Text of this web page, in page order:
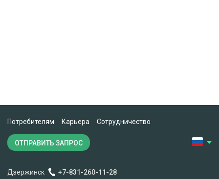
Потребителям Карьера Сотрудничество
ОТПРАВИТЬ ЗАПРОС
Дзержинск +7-831-260-11-28